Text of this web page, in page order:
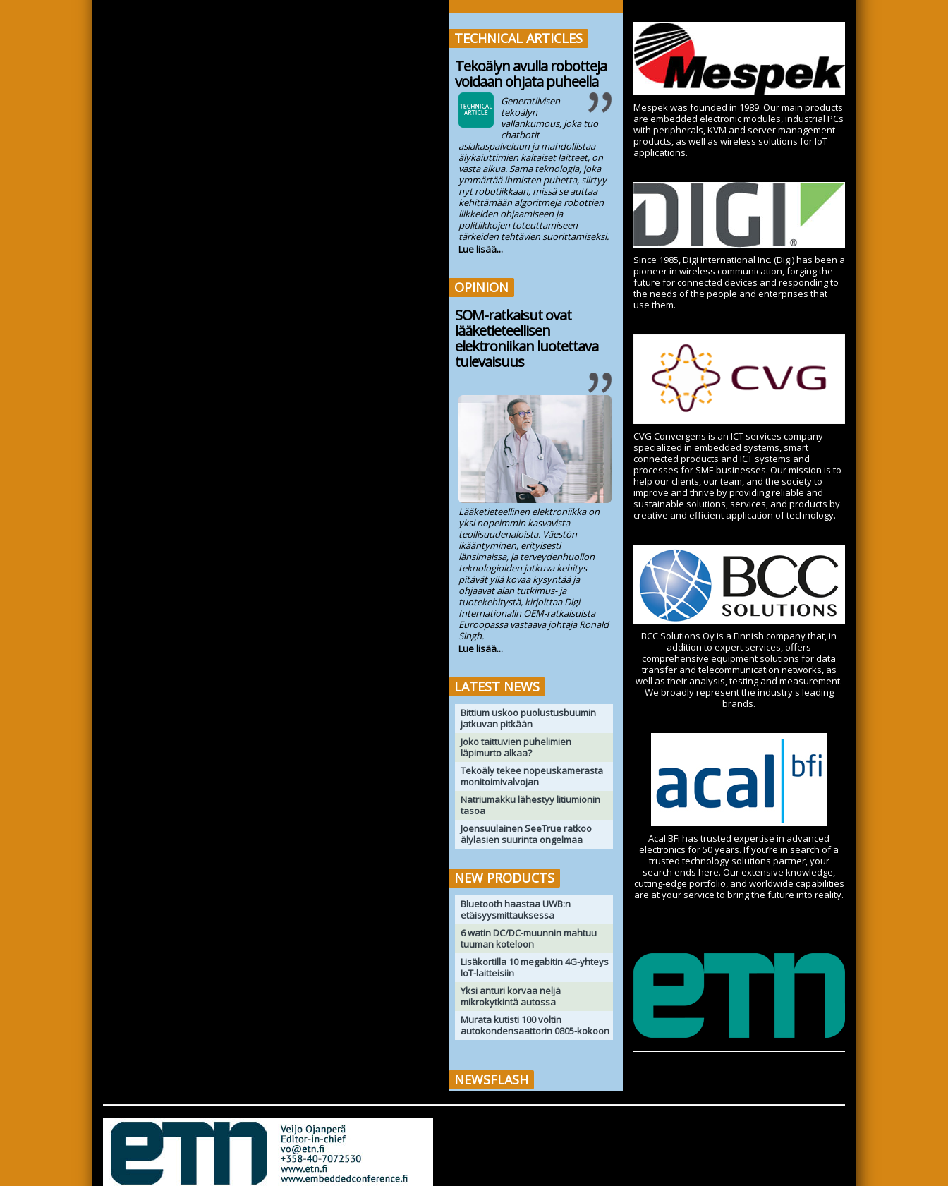
TECHNICAL ARTICLES
Tekoälyn avulla robotteja
voidaan ohjata puheella
Generatiivisen
tekoälyn
vallankumous, joka tuo
chatbotit
asiakaspalveluun ja mahdollistaa
älykaiuttimien kaltaiset laitteet, on
vasta alkua. Sama teknologia, joka
ymmärtää ihmisten puhetta, siirtyy
nyt robotiikkaan, missä se auttaa
kehittämään algoritmeja robottien
liikkeiden ohjaamiseen ja
politiikkojen toteuttamiseen
tärkeiden tehtävien suorittamiseksi.
Lue lisää...
OPINION
SOM-ratkaisut ovat
lääketieteellisen
elektroniikan luotettava
tulevaisuus
Lääketieteellinen elektroniikka on
yksi nopeimmin kasvavista
teollisuudenaloista. Väestön
ikääntyminen, erityisesti
länsimaissa, ja terveydenhuollon
teknologioiden jatkuva kehitys
pitävät yllä kovaa kysyntää ja
ohjaavat alan tutkimus- ja
tuotekehitystä, kirjoittaa Digi
Internationalin OEM-ratkaisuista
Euroopassa vastaava johtaja Ronald
Singh.
Lue lisää...
LATEST NEWS
Bittium uskoo puolustusbuumin
jatkuvan pitkään
Joko taittuvien puhelimien
läpimurto alkaa?
Tekoäly tekee nopeuskamerasta
monitoimivalvojan
Natriumakku lähestyy litiumionin
tasoa
Joensuulainen SeeTrue ratkoo
älylasien suurinta ongelmaa
NEW PRODUCTS
Bluetooth haastaa UWB:n
etäisyysmittauksessa
6 watin DC/DC-muunnin mahtuu
tuuman koteloon
Lisäkortilla 10 megabitin 4G-yhteys
IoT-laitteisiin
Yksi anturi korvaa neljä
mikrokytkintä autossa
Murata kutisti 100 voltin
autokondensaattorin 0805-kokoon
NEWSFLASH
Mespek was founded in 1989. Our main products
are embedded electronic modules, industrial PCs
with peripherals, KVM and server management
products, as well as wireless solutions for IoT
applications.
Since 1985, Digi International Inc. (Digi) has been a
pioneer in wireless communication, forging the
future for connected devices and responding to
the needs of the people and enterprises that
use them.
CVG Convergens is an ICT services company
specialized in embedded systems, smart
connected products and ICT systems and
processes for SME businesses. Our mission is to
help our clients, our team, and the society to
improve and thrive by providing reliable and
sustainable solutions, services, and products by
creative and efficient application of technology.
BCC Solutions Oy is a Finnish company that, in
addition to expert services, offers
comprehensive equipment solutions for data
transfer and telecommunication networks, as
well as their analysis, testing and measurement.
We broadly represent the industry's leading
brands.
Acal BFi has trusted expertise in advanced
electronics for 50 years. If you’re in search of a
trusted technology solutions partner, your
search ends here. Our extensive knowledge,
cutting-edge portfolio, and worldwide capabilities
are at your service to bring the future into reality.